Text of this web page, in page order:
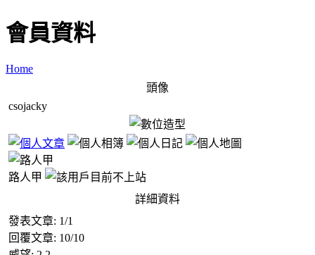
會員資料
Home
頭像
csojacky
路人甲
詳細資料
發表文章: 1/1
回覆文章: 10/10